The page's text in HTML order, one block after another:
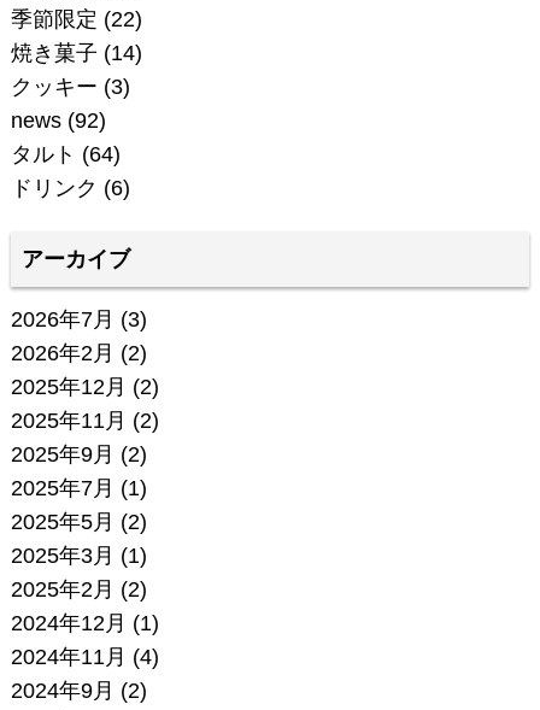
季節限定 (22)
焼き菓子 (14)
クッキー (3)
news(92)
タルト (64)
ドリンク (6)
アーカイブ
2026年7月 (3)
2026年2月 (2)
2025年12月 (2)
2025年11月 (2)
2025年9月 (2)
2025年7月 (1)
2025年5月 (2)
2025年3月 (1)
2025年2月 (2)
2024年12月 (1)
2024年11月 (4)
2024年9月 (2)